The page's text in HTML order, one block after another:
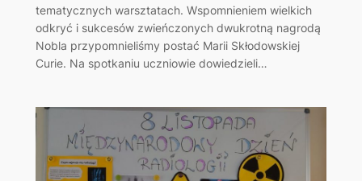
tematycznych warsztatach. Wspomnieniem wielkich
odkryć i sukcesów zwieńczonych dwukrotną nagrodą
Nobla przypomnieliśmy postać Marii Skłodowskiej
Curie. Na spotkaniu uczniowie dowiedzieli…